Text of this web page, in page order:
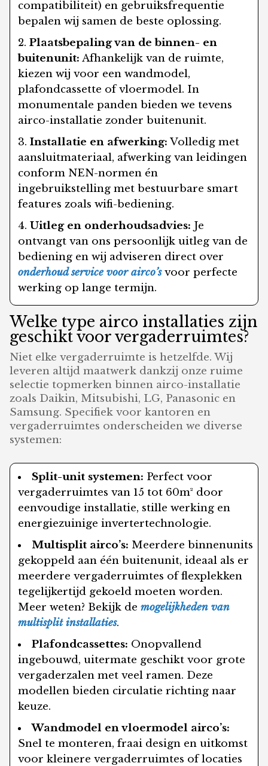
compatibiliteit) en gebruiksfrequentie
bepalen wij samen de beste oplossing.
Plaatsbepaling van de binnen- en
buitenunit: Afhankelijk van de ruimte,
kiezen wij voor een wandmodel,
plafondcassette of vloermodel. In
monumentale panden bieden we tevens
airco-installatie zonder buitenunit.
Installatie en afwerking: Volledig met
aansluitmateriaal, afwerking van leidingen
conform NEN-normen én
ingebruikstelling met bestuurbare smart
features zoals wifi-bediening.
Uitleg en onderhoudsadvies: Je
ontvangt van ons persoonlijk uitleg van de
bediening en wij adviseren direct over
onderhoud service voor airco’svoor perfecte
werking op lange termijn.
Welke type airco installaties zijn
geschikt voor vergaderruimtes?
Niet elke vergaderruimte is hetzelfde. Wij
leveren altijd maatwerk dankzij onze ruime
selectie topmerken binnen airco-installatie
zoals Daikin, Mitsubishi, LG, Panasonic en
Samsung. Specifiek voor kantoren en
vergaderruimtes onderscheiden we diverse
systemen:
Split-unit systemen: Perfect voor
vergaderruimtes van 15 tot 60m² door
eenvoudige installatie, stille werking en
energiezuinige invertertechnologie.
Multisplit airco’s: Meerdere binnenunits
gekoppeld aan één buitenunit, ideaal als er
meerdere vergaderruimtes of flexplekken
tegelijkertijd gekoeld moeten worden.
Meer weten? Bekijk demogelijkheden van
multisplit installaties.
Plafondcassettes: Onopvallend
ingebouwd, uitermate geschikt voor grote
vergaderzalen met veel ramen. Deze
modellen bieden circulatie richting naar
keuze.
Wandmodel en vloermodel airco’s:
Snel te monteren, fraai design en uitkomst
voor kleinere vergaderruimtes of locaties